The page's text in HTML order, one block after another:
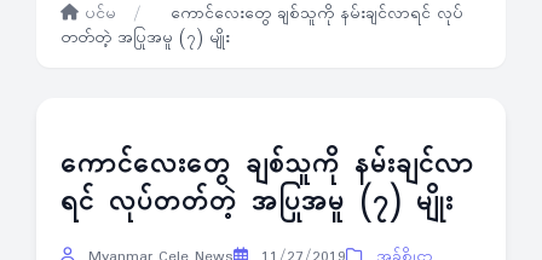
ပင်မ /
ကောင်လေးတွေ ချစ်သူကို နမ်းချင်လာရင် လုပ်
တတ်တဲ့ အပြုအမူ (၇) မျိုး
ကောင်လေးတွေ ချစ်သူကို နမ်းချင်လာ
ရင် လုပ်တတ်တဲ့ အပြုအမူ (၇) မျိုး